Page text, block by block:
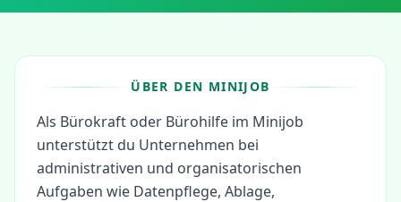
ÜBER DEN MINIJOB
Als Bürokraft oder Bürohilfe im Minijob
unterstützt du Unternehmen bei
administrativen und organisatorischen
Aufgaben wie Datenpflege, Ablage,